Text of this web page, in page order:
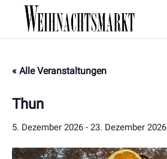
« Alle Veranstaltungen
Thun
5. Dezember 2026 - 23. Dezember 2026